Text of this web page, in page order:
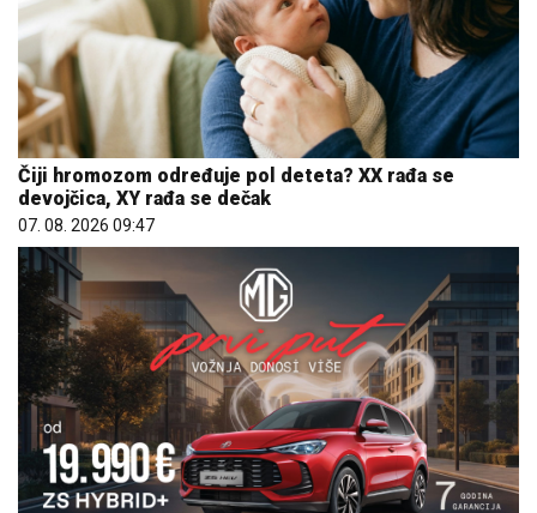
Čiji hromozom određuje pol deteta? XX rađa se
devojčica, XY rađa se dečak
07. 08. 2026 09:47